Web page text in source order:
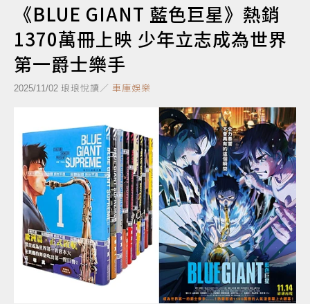
《BLUE GIANT 藍色巨星》熱銷
1370萬冊上映 少年立志成為世界
第一爵士樂手
2025/11/02 琅琅悅讀／ 車庫娛樂